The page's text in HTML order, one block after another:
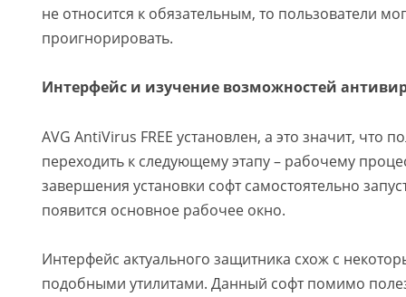
не относится к обязательным, то пользователи
проигнорировать.
Интерфейс и изучение возможностей
AVG AntiVirus FREE установлен, а это значит, что
переходить к следующему этапу – рабочему
завершения установки софт самостоятельно
появится основное рабочее окно.
Интерфейс актуального защитника схож с
подобными утилитами. Данный софт помимо